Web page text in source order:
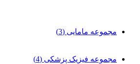
مجموعه مامایی (3)
مجموعه فیزیک پزشکی (4)